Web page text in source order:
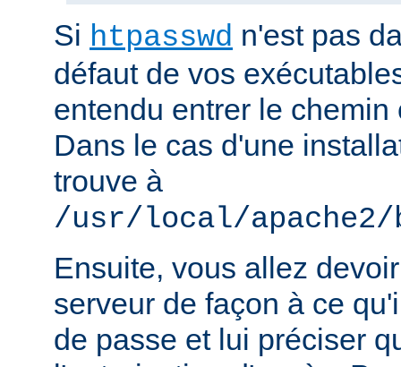
Si htpasswd n'est pas
défaut de vos
entendu entrer le chemin
Dans le cas d'une
trouve à
/usr/local/apache2/
Ensuite, vous allez
serveur de façon à ce
de passe et lui préciser